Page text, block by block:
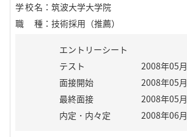
学校名 ： 筑波大学大学院
職種 ： 技術採用（推薦）
エントリーシート
テスト
2008年05月
面接開始
2008年05月
最終面接
2008年05月
内定・内々定
2008年06月